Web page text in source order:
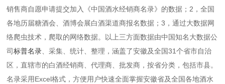
销售商自愿申请提交加入《中国酒水经销商名录》的数据；2，全国
各地历届糖酒会、酒博会展白酒渠道商报名数据；3，通过大数据网
络爬虫技术，爬取的网络数据。以上三方面数据由中国知名大数据公
司标普名录 、采集、统计、整理，涵盖了安徽及全国31个省市自治
区，直辖市的白酒经销商、代理商、批发商，按省分类，包括市县。
名录采用Excel格式，方便用户快速全面掌握安徽省及全国各地酒水